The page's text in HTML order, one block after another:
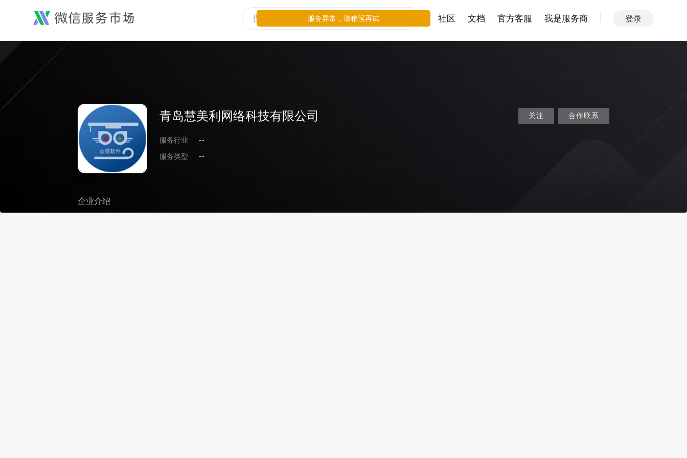
社区 文档 官方客服 我是服务商 登录
青岛慧美利网络科技有限公司
服务行业
--
服务类型
--
关注 合作联系
企业介绍
服务异常，请稍候再试